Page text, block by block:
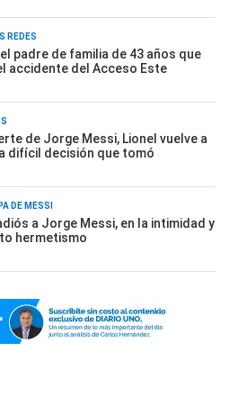
REDES
padre de familia de 43 años que
accidente del Acceso Este
de Jorge Messi, Lionel vuelve a
difícil decisión que tomó
DE MESSI
a Jorge Messi, en la intimidad y
hermetismo